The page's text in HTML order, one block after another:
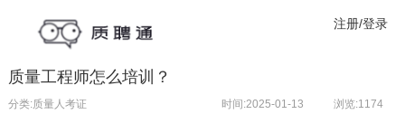
注册/登录
质量工程师怎么培训？
分类:质量人考证 浏览:1174
时间:2025-01-13